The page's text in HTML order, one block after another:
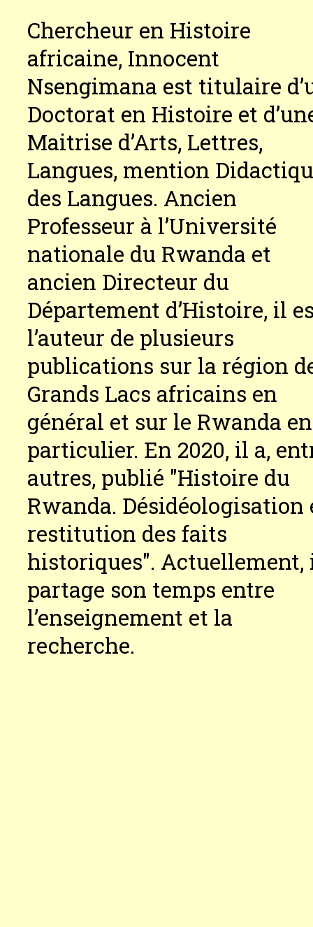
Chercheur en Histoire
africaine, Innocent
Nsengimana est titulaire
Doctorat en Histoire et
Maitrise d’Arts, Lettres,
Langues, mention
des Langues. Ancien
Professeur à l’Université
nationale du Rwanda et
ancien Directeur du
Département d’Histoire, il
l’auteur de plusieurs
publications sur la région
Grands Lacs africains en
général et sur le Rwanda en
particulier. En 2020, il a,
autres, publié "Histoire du
Rwanda. Désidéologisation
restitution des faits
historiques". Actuellement,
partage son temps entre
l’enseignement et la
recherche.